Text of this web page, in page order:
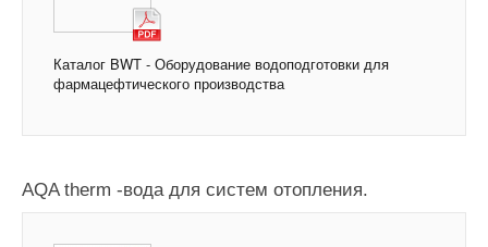
Каталог BWT - Оборудование водоподготовки для
фармацефтического производства
AQA therm -вода для систем отопления.